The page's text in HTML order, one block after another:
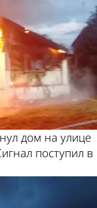
дом на улице
поступил в